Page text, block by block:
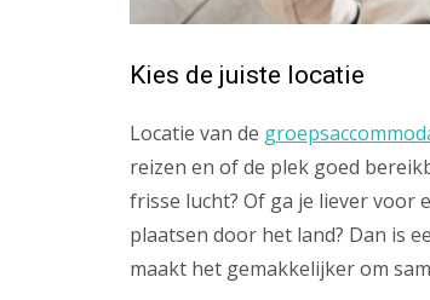
Kies de juiste locatie
Locatie van de
reizen en of de plek goed
frisse lucht? Of ga je liever voor
plaatsen door het land? Dan is
maakt het gemakkelijker om